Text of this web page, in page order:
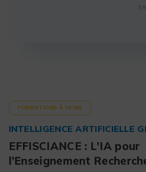
FORMATIONS À VENIR
INTELLIGENCE ARTIFICIELLE
EFFISCIANCE : L'IA pour
l’Enseignement